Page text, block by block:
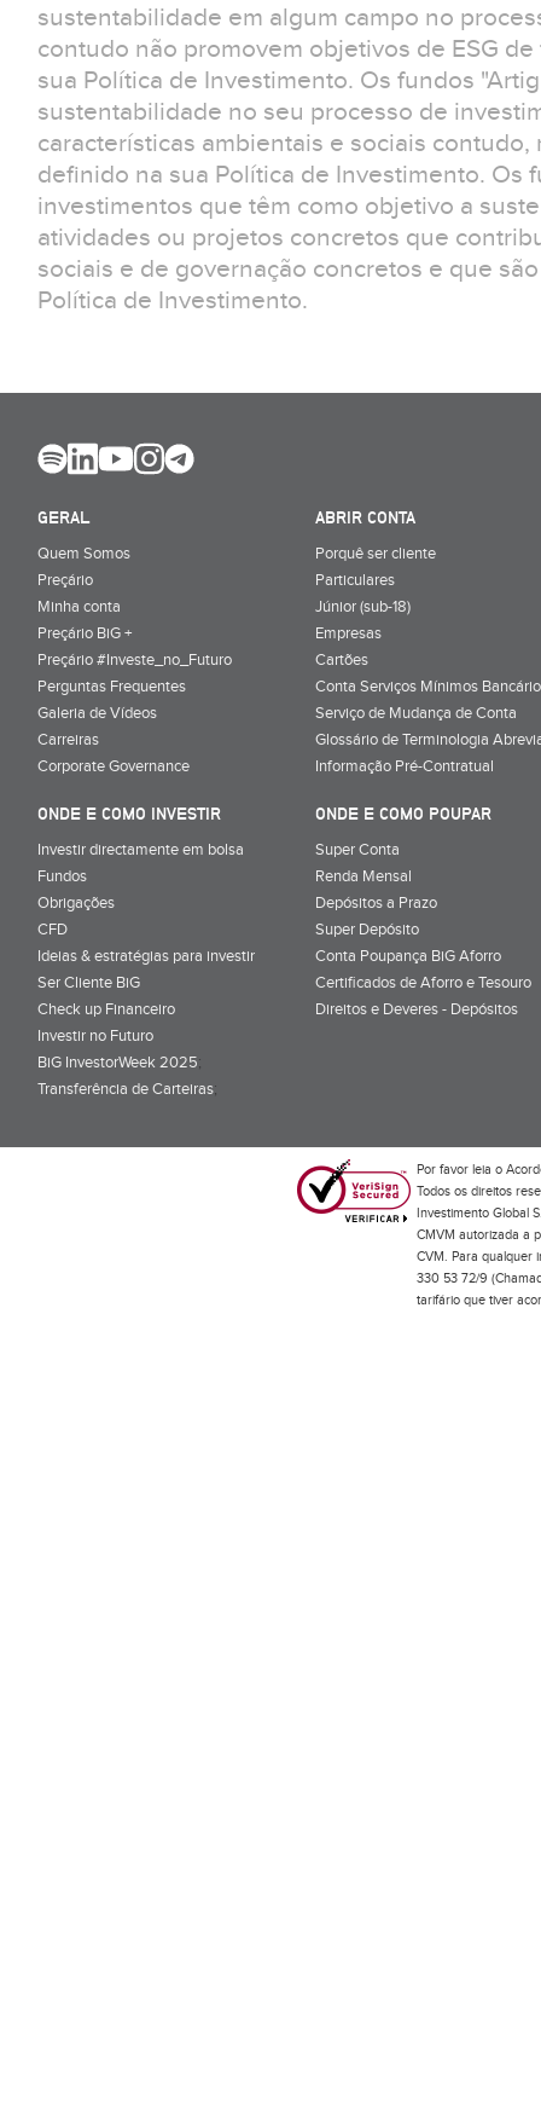
sustentabilidade em algum campo no
contudo não promovem objetivos de ESG
sua Política de Investimento. Os fundos
sustentabilidade no seu processo de
características ambientais e sociais
definido na sua Política de Investimento. Os
investimentos que têm como objetivo a
atividades ou projetos concretos que
sociais e de governação concretos e que
Política de Investimento.
GERAL
Quem Somos
Preçário
Minha conta
Preçário BiG +
Preçário #Investe_no_Futuro
Perguntas Frequentes
Galeria de Vídeos
Carreiras
Corporate Governance
ABRIR CONTA
Porquê ser cliente
Particulares
Júnior (sub-18)
Empresas
Cartões
Conta Serviços Mínimos
Serviço de Mudança de Conta
Glossário de Terminologia
Informação Pré-Contratual
ONDE E COMO INVESTIR
Investir directamente em bolsa
Fundos
Obrigações
CFD
Ideias & estratégias para investir
Ser Cliente BiG
Check up Financeiro
Investir no Futuro
BiG InvestorWeek 2025;
Transferência de Carteiras;
ONDE E COMO POUPAR
Super Conta
Renda Mensal
Depósitos a Prazo
Super Depósito
Conta Poupança BiG Aforro
Certificados de Aforro e Tesouro
Direitos e Deveres - Depósitos
Por favor leia o
Todos os direitos
Investimento Global
CMVM autorizada a
CVM. Para qualquer
330 53 72/9
tarifário que tiver